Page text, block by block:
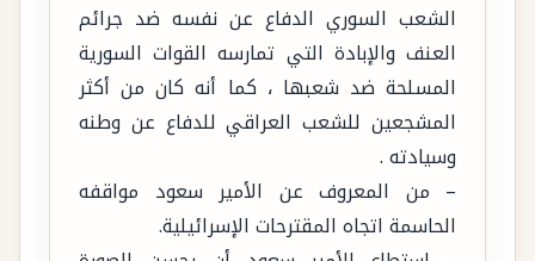
الشعب السوري الدفاع عن نفسه ضد جرائم
العنف والإبادة التي تمارسه القوات السورية
المسلحة ضد شعبها ، كما أنه كان من أكثر
المشجعين للشعب العراقي للدفاع عن وطنه
وسيادته .
– من المعروف عن الأمير سعود مواقفه
الحاسمة اتجاه المقترحات الإسرائيلية.